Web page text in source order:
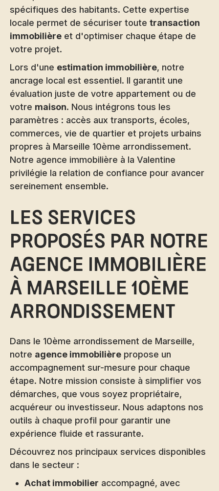
spécifiques des habitants. Cette expertise
locale permet de sécuriser toute transaction
immobilière et d'optimiser chaque étape de
votre projet.
Lors d'une estimation immobilière, notre
ancrage local est essentiel. Il garantit une
évaluation juste de votre appartement ou de
votre maison. Nous intégrons tous les
paramètres : accès aux transports, écoles,
commerces, vie de quartier et projets urbains
propres à Marseille 10ème arrondissement.
Notre agence immobilière à la Valentine
privilégie la relation de confiance pour avancer
sereinement ensemble.
Les services
proposés par notre
agence immobilière
à Marseille 10ème
arrondissement
Dans le 10ème arrondissement de Marseille,
notre agence immobilière propose un
accompagnement sur-mesure pour chaque
étape. Notre mission consiste à simplifier vos
démarches, que vous soyez propriétaire,
acquéreur ou investisseur. Nous adaptons nos
outils à chaque profil pour garantir une
expérience fluide et rassurante.
Découvrez nos principaux services disponibles
dans le secteur :
Achat immobilier accompagné, avec